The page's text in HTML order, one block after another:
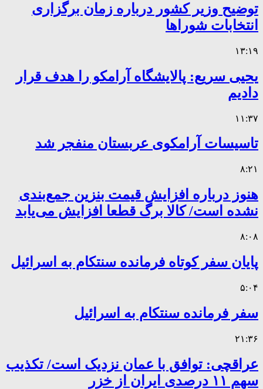
توضیح وزیر کشور درباره زمان برگزاری
انتخابات شوراها
۱۳:۱۹
یحیی سریع: پالایشگاه آرامکو را هدف قرار
دادیم
۱۱:۳۷
تاسیسات آرامکوی عربستان منفجر شد
۸:۲۱
هنوز درباره افزایش قیمت بنزین جمع‌بندی
نشده است/ کالا برگ قطعا افزایش می‌یابد
۸:۰۸
پایان سفر کوتاه فرمانده سنتکام به اسرائیل
۵:۰۴
سفر فرمانده سنتکام به اسرائیل
۲۱:۳۶
عراقچی: توافق با عمان نزدیک است/ تکذیب
سهم ۱۱ درصدی ایران از خزر